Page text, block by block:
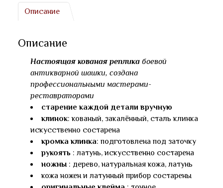
Описание
Описание
Настоящая кованая реплика боевой
антикварной шашки, создана
профессиональными мастерами-
реставраторами
старение каждой детали вручную
клинок: кованый, закалённый, сталь клинка
искусственно состарена
кромка клинка: подготовлена под заточку
рукоять : латунь, искусственно состарена
ножны: дерево, натуральная кожа, латунь
кожа ножен и латунный прибор состарены